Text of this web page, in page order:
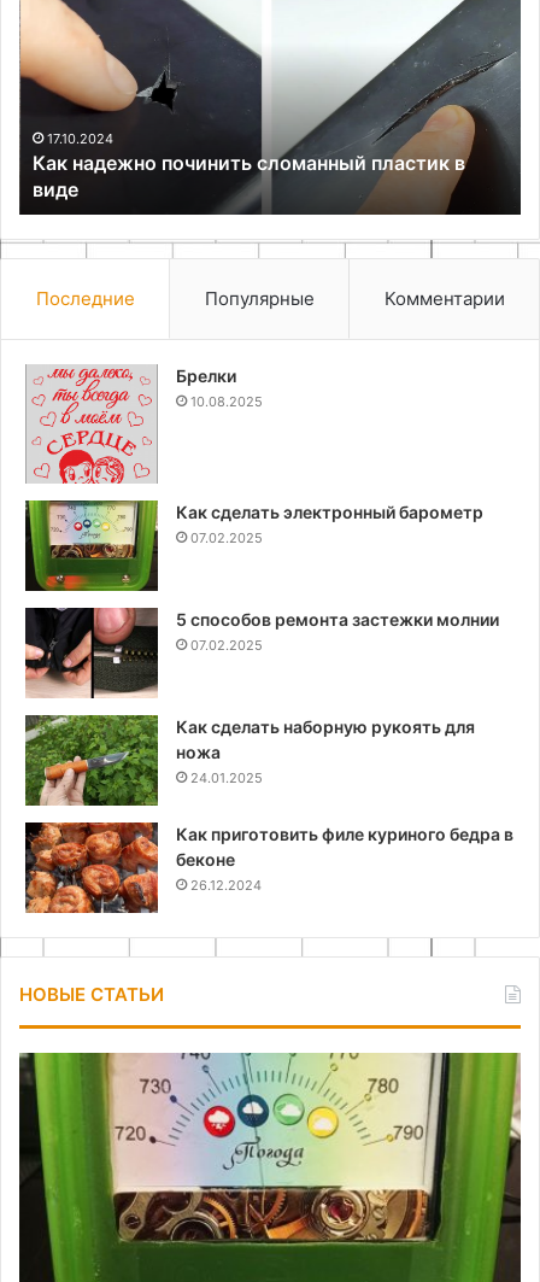
починить
сломанный
пластик
в
виде
17.10.2024
Как надежно починить сломанный пластик в
виде
Последние Популярные Комментарии
Брелки
10.08.2025
Как сделать электронный барометр
07.02.2025
5 способов ремонта застежки молнии
07.02.2025
Как сделать наборную рукоять для
ножа
24.01.2025
Как приготовить филе куриного бедра в
беконе
26.12.2024
НОВЫЕ СТАТЬИ